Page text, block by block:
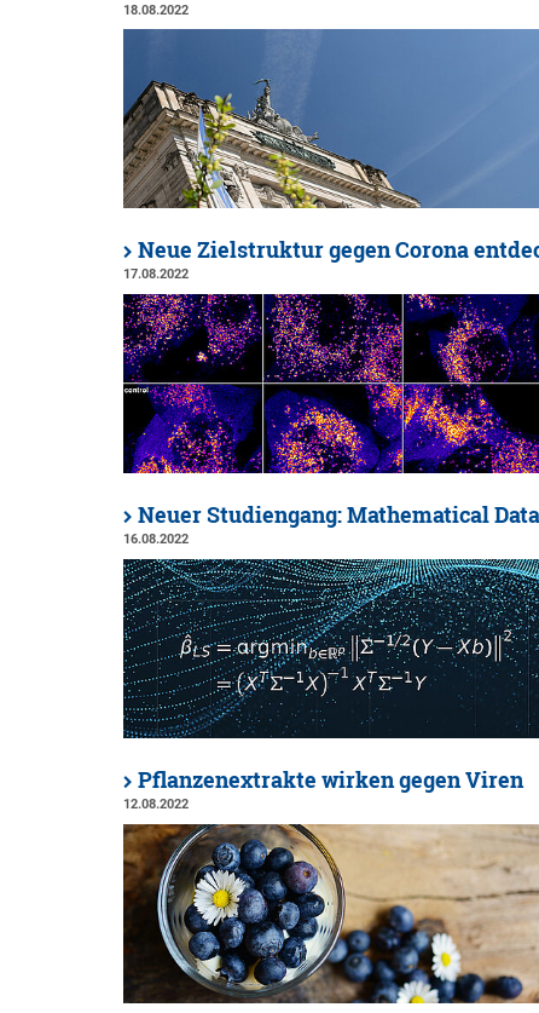
18.08.2022
Neue Zielstruktur gegen Corona
17.08.2022
Neuer Studiengang: Mathematical
16.08.2022
Pflanzenextrakte wirken gegen Viren
12.08.2022